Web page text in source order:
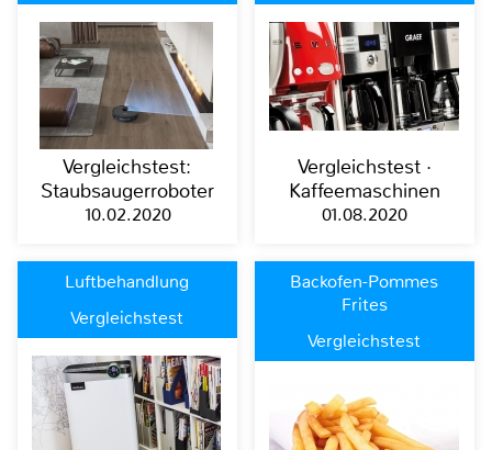
Vergleichstest:
Staubsaugerroboter
10.02.2020
Vergleichstest ·
Kaffeemaschinen
01.08.2020
Luftbehandlung
Vergleichstest
Backofen-Pommes
Frites
Vergleichstest